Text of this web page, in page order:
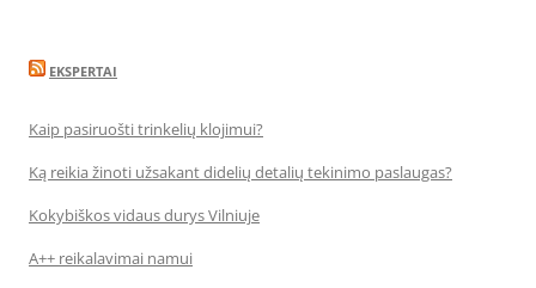
EKSPERTAI
Kaip pasiruošti trinkelių klojimui?
Ką reikia žinoti užsakant didelių detalių tekinimo paslaugas?
Kokybiškos vidaus durys Vilniuje
A++ reikalavimai namui